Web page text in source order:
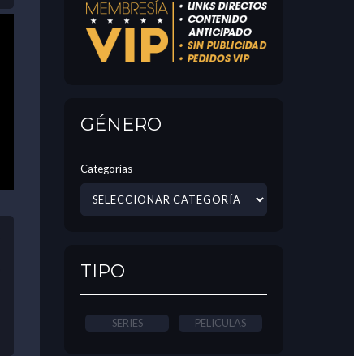
GÉNERO
Categorías
TIPO
SERIES PELICULAS